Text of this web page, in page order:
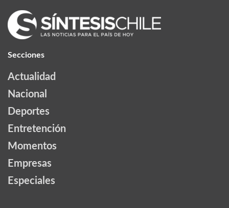
Secciones
Actualidad
Nacional
Deportes
Entretención
Momentos
Empresas
Especiales